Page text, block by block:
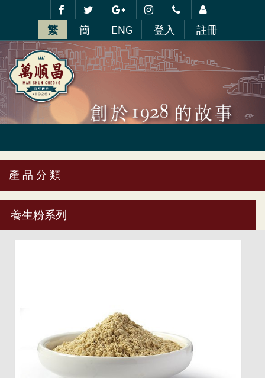
繁 簡 ENG 登入 註冊
產 品 分 類
養生粉系列